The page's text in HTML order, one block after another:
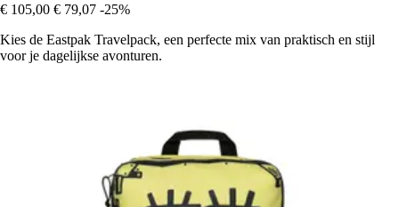
€ 105,00 € 79,07 -25%
Kies de Eastpak Travelpack, een perfecte mix van praktisch en stijl
voor je dagelijkse avonturen.